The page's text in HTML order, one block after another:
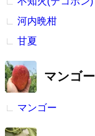
河内晩柑
甘夏
マンゴー
マンゴー